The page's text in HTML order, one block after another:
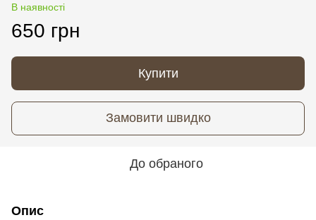
В наявності
650 грн
Купити
Замовити швидко
До обраного
Опис